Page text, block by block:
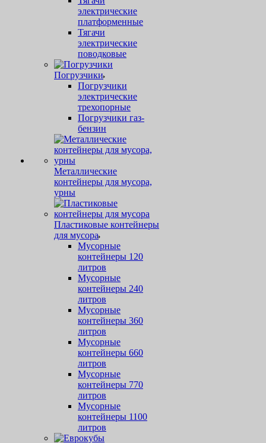
электрические
платформенные
Тягачи
электрические
поводковые
Погрузчики
Погрузчики
электрические
трехопорные
Погрузчики газ-
бензин
Металлические
контейнеры для мусора,
урны
Пластиковые контейнеры
для мусора
Мусорные
контейнеры 120
литров
Мусорные
контейнеры 240
литров
Мусорные
контейнеры 360
литров
Мусорные
контейнеры 660
литров
Мусорные
контейнеры 770
литров
Мусорные
контейнеры 1100
литров